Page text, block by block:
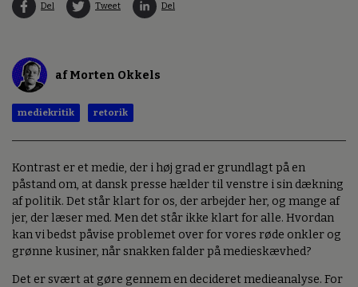
Del Tweet Del
af Morten Okkels
mediekritik retorik
Kontrast er et medie, der i høj grad er grundlagt på en
påstand om, at dansk presse hælder til venstre i sin dækning
af politik. Det står klart for os, der arbejder her, og mange af
jer, der læser med. Men det står ikke klart for alle. Hvordan
kan vi bedst påvise problemet over for vores røde onkler og
grønne kusiner, når snakken falder på medieskævhed?
Det er svært at gøre gennem en decideret medieanalyse. For